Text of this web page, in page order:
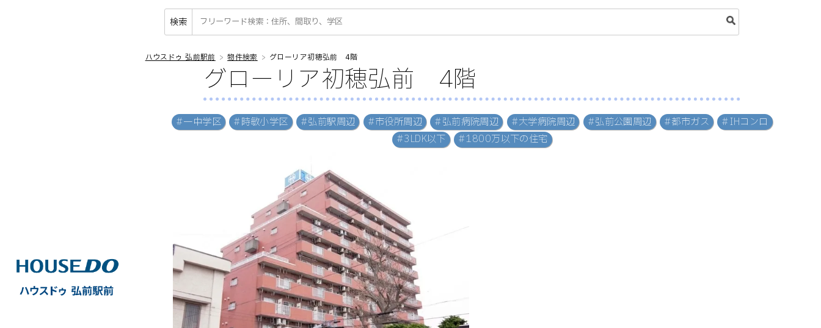
検索
ハウスドゥ 弘前駅前 物件検索 グローリア初穂弘前 4階
グローリア初穂弘前 4階
#一中学区 #時敏小学区 #弘前駅周辺 #市役所周辺 #弘前病院周辺 #大学病院周辺 #弘前公園周辺 #都市ガス
#IHコンロ
#3LDK以下
#1800万以下の住宅